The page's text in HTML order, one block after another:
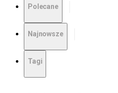
Polecane
Najnowsze
Tagi